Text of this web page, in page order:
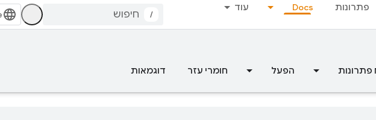
פתרונות Docs עוד
/
פתרונות הפעל חומרי עזר דוגמאות